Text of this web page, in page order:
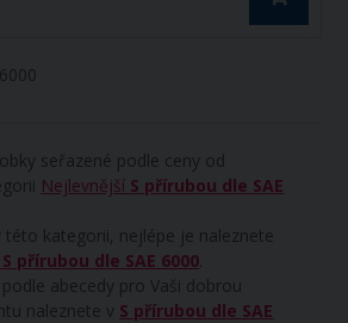
seřazené podle ceny od
Nejlevnější S přírubou dle SAE
této kategorii, nejlépe je naleznete
S přírubou dle SAE 6000
abecedy pro Vaši dobrou
naleznete v S přírubou dle SAE